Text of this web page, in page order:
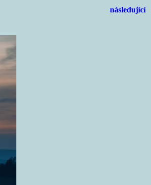
následující